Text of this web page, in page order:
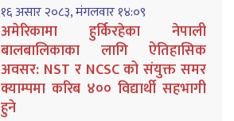
१६ असार २०८३, मंगलवार १४:०९
अमेरिकामा हुर्किरहेका नेपाली
बालबालिकाका लागि ऐतिहासिक
अवसर: NST र NCSC को संयुक्त समर
क्याम्पमा करिब ४०० विद्यार्थी सहभागी
हुने